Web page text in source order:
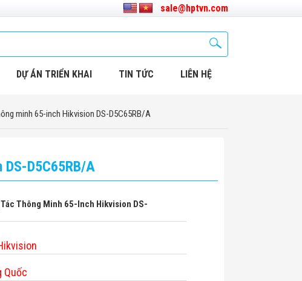
sale@hptvn.com
DỰ ÁN TRIỂN KHAI TIN TỨC LIÊN HỆ
minh 65-inch Hikvision DS-D5C65RB/A
D5C65RB/A
Thông Minh 65-Inch Hikvision DS-
Quốc